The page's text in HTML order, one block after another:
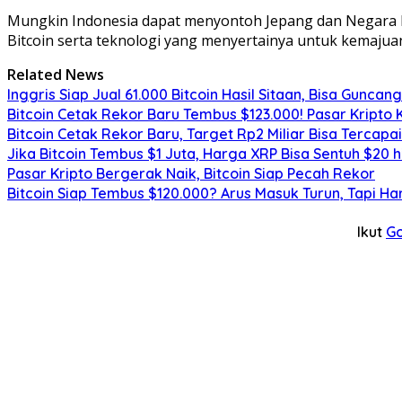
Mungkin Indonesia dapat menyontoh Jepang dan
Bitcoin serta teknologi yang menyertainya untuk
Related News
Inggris Siap Jual 61.000 Bitcoin Hasil Sitaan, Bisa
Bitcoin Cetak Rekor Baru Tembus $123.000! Pasar Kripto
Bitcoin Cetak Rekor Baru, Target Rp2 Miliar Bisa
Jika Bitcoin Tembus $1 Juta, Harga XRP Bisa Sentuh $20
Pasar Kripto Bergerak Naik, Bitcoin Siap Pecah Rekor
Bitcoin Siap Tembus $120.000? Arus Masuk Turun, Tapi
Ikut